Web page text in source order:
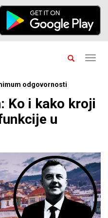
odgovornosti
Ko i kako kroji
u